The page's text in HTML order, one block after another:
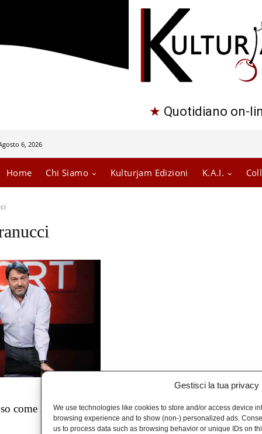
Gestisci la tua privacy
We use technologies like cookies to store and/or access device
browsing experience and to show (non-) personalized ads.
us to process data such as browsing behavior or unique IDs on
★ Quotidiano on-
6, 2026
Home Chi Siamo Kulturjam Edizioni K.A.I.
come la mafia